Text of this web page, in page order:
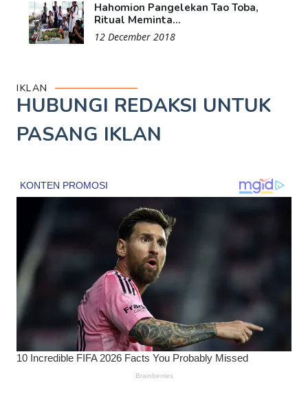
Hahomion Pangelekan Tao Toba,
Ritual Meminta...
12 December 2018
IKLAN
HUBUNGI REDAKSI UNTUK
PASANG IKLAN